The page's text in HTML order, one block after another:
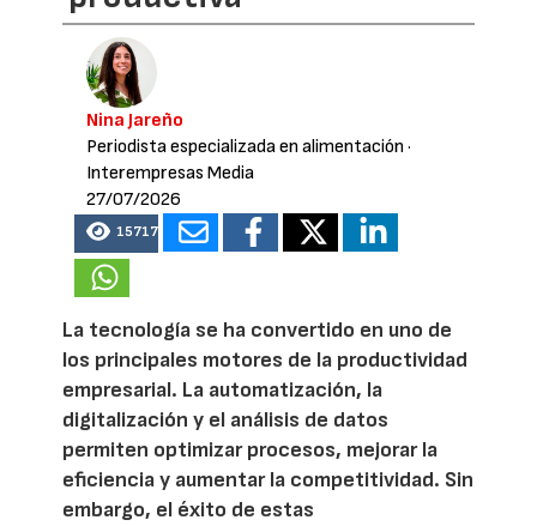
Nina Jareño
Periodista especializada en alimentación ·
Interempresas Media
27/07/2026
15717
La tecnología se ha convertido en uno de
los principales motores de la productividad
empresarial. La automatización, la
digitalización y el análisis de datos
permiten optimizar procesos, mejorar la
eficiencia y aumentar la competitividad. Sin
embargo, el éxito de estas